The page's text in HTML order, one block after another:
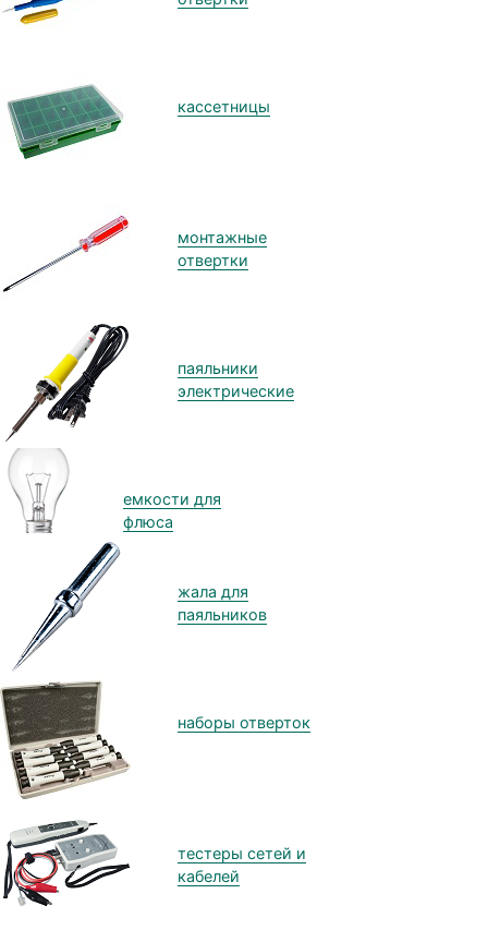
кассетницы
монтажные
отвертки
паяльники
электрические
емкости для
флюса
жала для
паяльников
наборы отверток
тестеры сетей и
кабелей